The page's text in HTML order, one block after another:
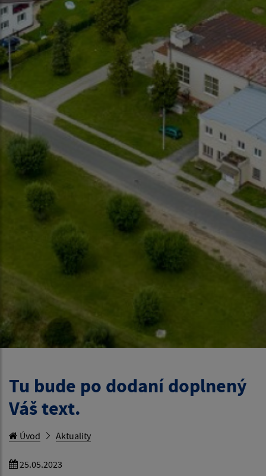
Tu bude po dodaní doplnený
Váš text.
Úvod Aktuality
25.05.2023